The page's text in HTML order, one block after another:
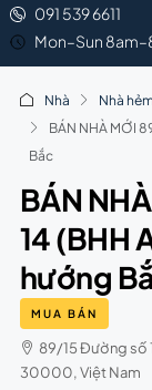
091 539 6611
Mon–Sun
Nhà
Nhà
BÁN NHÀ MỚI
Bắc
BÁN
14 (BHH
hướng
MUA BÁN
89/15 Đường số
30000, Việt Nam